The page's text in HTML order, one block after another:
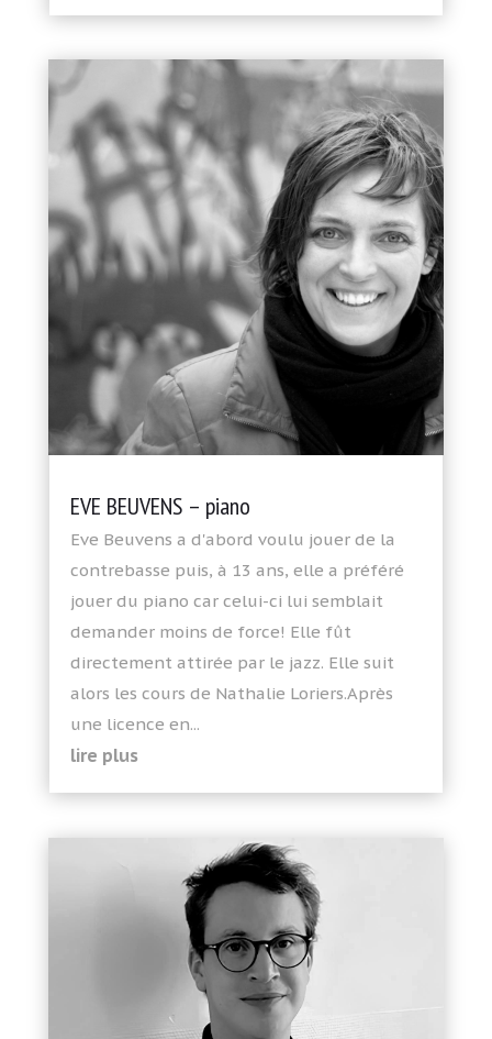
EVE BEUVENS – piano
Eve Beuvens a d'abord voulu jouer de la
contrebasse puis, à 13 ans, elle a préféré
jouer du piano car celui-ci lui semblait
demander moins de force! Elle fût
directement attirée par le jazz. Elle suit
alors les cours de Nathalie Loriers.Après
une licence en...
lire plus